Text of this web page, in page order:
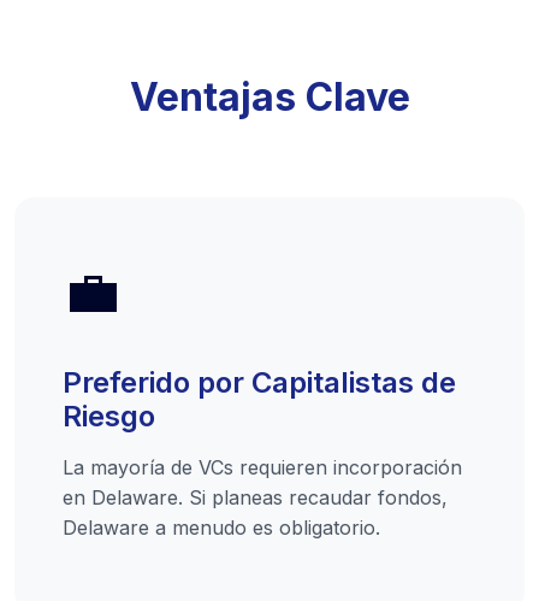
Ventajas Clave
💼
Preferido por Capitalistas de
Riesgo
La mayoría de VCs requieren incorporación
en Delaware. Si planeas recaudar fondos,
Delaware a menudo es obligatorio.